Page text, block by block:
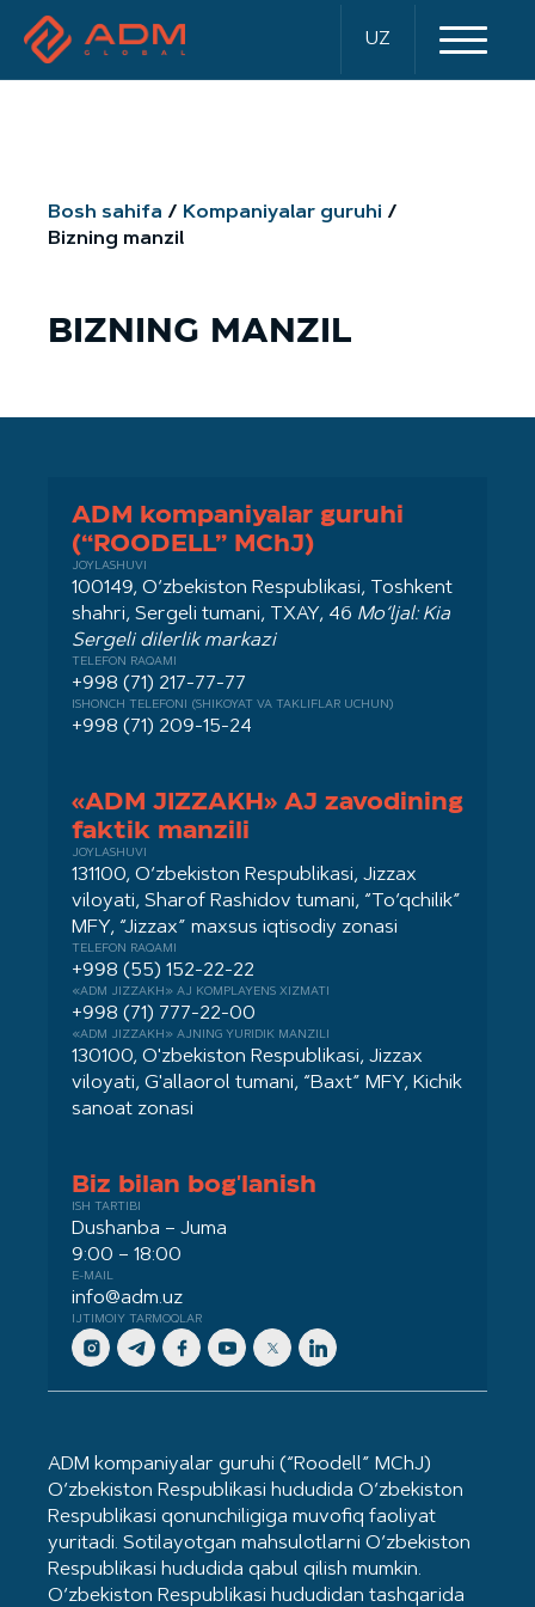
UZ
Bosh sahifa
Kompaniyalar guruhi
Bizning manzil
BIZNING MANZIL
ADM kompaniyalar guruhi
(“ROODELL” MChJ)
JOYLASHUVI
100149, O‘zbekiston Respublikasi, Toshkent
shahri, Sergeli tumani, TXAY, 46 Mo‘ljal: Kia
Sergeli dilerlik markazi
TELEFON RAQAMI
+998 (71) 217-77-77
ISHONCH TELEFONI (SHIKOYAT VA TAKLIFLAR UCHUN)
+998 (71) 209-15-24
«ADM JIZZAKH» AJ zavodining
faktik manzili
JOYLASHUVI
131100, O‘zbekiston Respublikasi, Jizzax
viloyati, Sharof Rashidov tumani, “To‘qchilik”
MFY, “Jizzax” maxsus iqtisodiy zonasi
TELEFON RAQAMI
+998 (55) 152-22-22
«ADM JIZZAKH» AJ KOMPLAYENS XIZMATI
+998 (71) 777-22-00
«ADM JIZZAKH» AJNING YURIDIK MANZILI
130100, O'zbekiston Respublikasi, Jizzax
viloyati, G'allaorol tumani, “Baxt” MFY, Kichik
sanoat zonasi
Biz bilan bog'lanish
ISH TARTIBI
Dushanba – Juma
9:00 – 18:00
E-MAIL
info@adm.uz
IJTIMOIY TARMOQLAR
ADM kompaniyalar guruhi (“Roodell” MChJ)
O‘zbekiston Respublikasi hududida O‘zbekiston
Respublikasi qonunchiligiga muvofiq faoliyat
yuritadi. Sotilayotgan mahsulotlarni O‘zbekiston
Respublikasi hududida qabul qilish mumkin.
O‘zbekiston Respublikasi hududidan tashqarida